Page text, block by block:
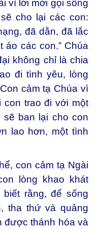
vì lời mời gọi sống
cho lại các con:
đã dằn, đã lắc
áo các con.” Chúa
không chỉ là chia
đi tình yêu, lòng
cảm tạ Chúa vì
con trao đi với một
sẽ ban lại cho con
lao hơn, một tình
con cảm tạ Ngài
lòng khao khát
rằng, để sống
tha thứ và quảng
được thánh hóa và